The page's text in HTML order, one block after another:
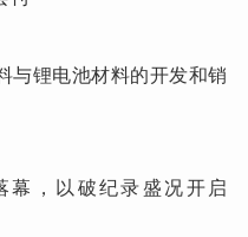
锂电池材料的开发和销
幕，以破纪录盛况开启